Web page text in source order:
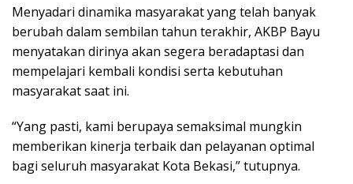
Menyadari dinamika masyarakat yang telah banyak
berubah dalam sembilan tahun terakhir, AKBP Bayu
menyatakan dirinya akan segera beradaptasi dan
mempelajari kembali kondisi serta kebutuhan
masyarakat saat ini.
“Yang pasti, kami berupaya semaksimal mungkin
memberikan kinerja terbaik dan pelayanan optimal
bagi seluruh masyarakat Kota Bekasi,” tutupnya.